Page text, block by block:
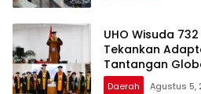
UHO Wisuda
Tekankan
Tantangan
Daerah Agustus 5,